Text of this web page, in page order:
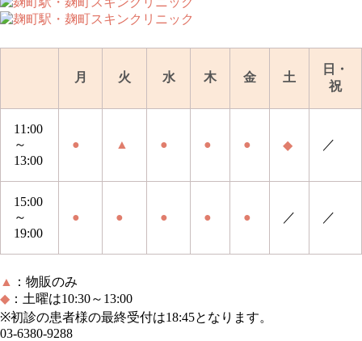
月 火 水 木 金 土
日・
祝
11:00
～
13:00
● ▲ ● ● ● ◆ ／
15:00
～
19:00
● ● ● ● ● ／ ／
▲ ： 物販のみ
◆ ：土曜は10:30～13:00
※初診の患者様の最終受付は18:45となります。
03-6380-9288